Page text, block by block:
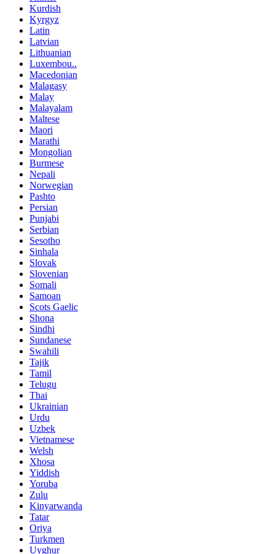
Kurdish
Kyrgyz
Latin
Latvian
Lithuanian
Luxembou..
Macedonian
Malagasy
Malay
Malayalam
Maltese
Maori
Marathi
Mongolian
Burmese
Nepali
Norwegian
Pashto
Persian
Punjabi
Serbian
Sesotho
Sinhala
Slovak
Slovenian
Somali
Samoan
Scots Gaelic
Shona
Sindhi
Sundanese
Swahili
Tajik
Tamil
Telugu
Thai
Ukrainian
Urdu
Uzbek
Vietnamese
Welsh
Xhosa
Yiddish
Yoruba
Zulu
Kinyarwanda
Tatar
Oriya
Turkmen
Uyghur